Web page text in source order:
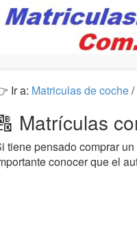
Ir a: Matriculas de coche/
Matrículas
tiene pensado comprar
conocer que el